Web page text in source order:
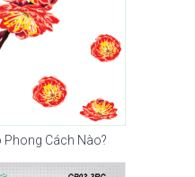
Phong Cách Nào?